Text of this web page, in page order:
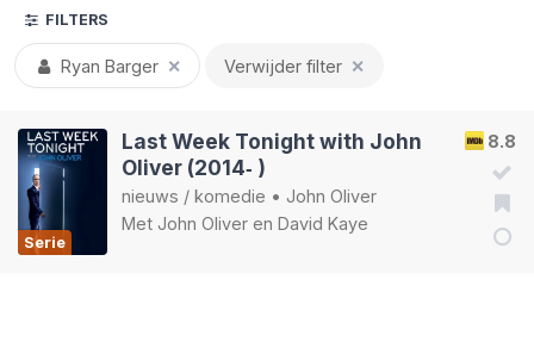
FILTERS
Ryan Barger ✕ Verwijder filter ✕
Serie
8.8
Last Week Tonight with John
Oliver (2014‑ )
nieuws / komedie • John Oliver
Met John Oliver en David Kaye